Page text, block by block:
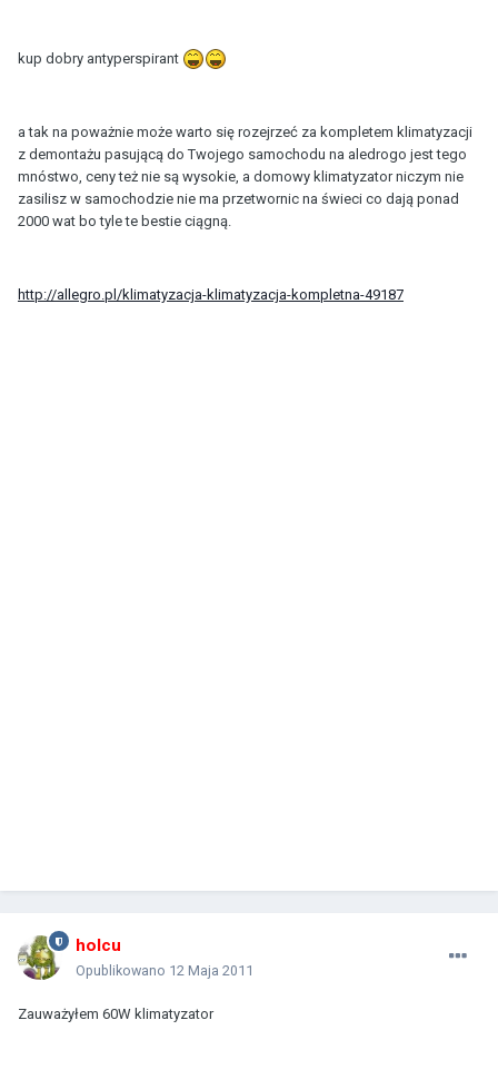
kup dobry antyperspirant
a tak na poważnie może warto się rozejrzeć za kompletem klimatyzacji
z demontażu pasującą do Twojego samochodu na aledrogo jest tego
mnóstwo, ceny też nie są wysokie, a domowy klimatyzator niczym nie
zasilisz w samochodzie nie ma przetwornic na świeci co dają ponad
2000 wat bo tyle te bestie ciągną.
http://allegro.pl/klimatyzacja-klimatyzacja-kompletna-49187
holcu
Opublikowano 12 Maja 2011
Zauważyłem 60W klimatyzator